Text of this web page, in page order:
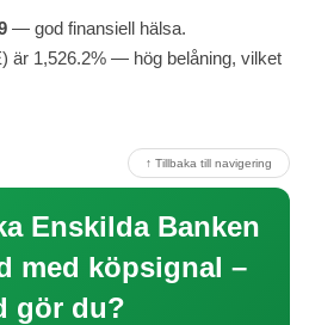
— god finansiell hälsa.
är 1,526.2% — hög belåning, vilket
↑ Tillbaka till navigering
Enskilda Banken
med köpsignal –
gör du?